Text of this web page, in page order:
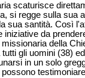
scaturisce
si regge sulla
sua santità. Così
da
della
gli uomini (38)
in un solo